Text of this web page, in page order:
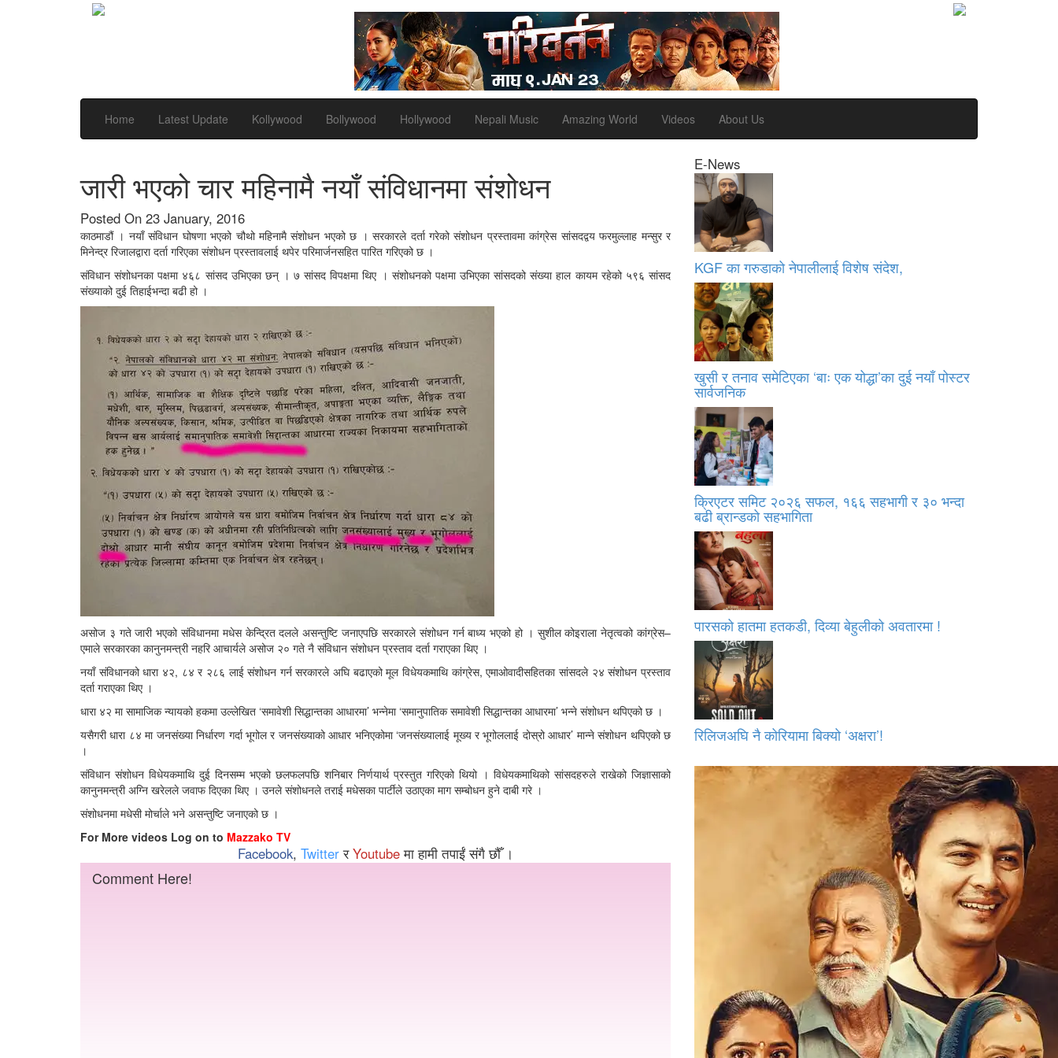
Home Latest Update Kollywood Bollywood Hollywood Nepali Music Amazing World Videos About Us
जारी भएको चार महिनामै नयाँ संविधानमा संशोधन
Posted On 23 January, 2016
काठमाडौं । नयाँ संविधान घोषणा भएको चौथो महिनामै संशोधन भएको छ । सरकारले दर्ता गरेको संशोधन प्रस्तावमा कांग्रेस सांसदद्वय फरमुल्लाह मन्सुर र
मिनेन्द्र रिजालद्वारा दर्ता गरिएका संशोधन प्रस्तावलाई थपेर परिमार्जनसहित पारित गरिएको छ ।
संविधान संशोधनका पक्षमा ४६८ सांसद उभिएका छन् । ७ सांसद विपक्षमा थिए । संशोधनको पक्षमा उभिएका सांसदको संख्या हाल कायम रहेको ५९६ सांसद
संख्याको दुई तिहाईभन्दा बढी हो ।
असोज ३ गते जारी भएको संविधानमा मधेस केन्द्रित दलले असन्तुष्टि जनाएपछि सरकारले संशोधन गर्न बाध्य भएको हो । सुशील कोइराला नेतृत्वको कांग्रेस–
एमाले सरकारका कानुनमन्त्री नहरि आचार्यले असोज २० गते नै संविधान संशोधन प्रस्ताव दर्ता गराएका थिए ।
नयाँ संविधानको धारा ४२, ८४ र २८६ लाई संशोधन गर्न सरकारले अघि बढाएको मूल विधेयकमाथि कांग्रेस, एमाओवादीसहितका सांसदले २४ संशोधन प्रस्ताव
दर्ता गराएका थिए ।
धारा ४२ मा सामाजिक न्यायको हकमा उल्लेखित ‘समावेशी सिद्धान्तका आधारमा’ भन्नेमा ‘समानुपातिक समावेशी सिद्धान्तका आधारमा’ भन्ने संशोधन थपिएको छ ।
यसैगरी धारा ८४ मा जनसंख्या निर्धारण गर्दा भूगोल र जनसंख्याको आधार भनिएकोमा ‘जनसंख्यालाई मूख्य र भूगोललाई दोस्रो आधार’ मान्ने संशोधन थपिएको छ
।
संविधान संशोधन विधेयकमाथि दुई दिनसम्म भएको छलफलपछि शनिबार निर्णयार्थ प्रस्तुत गरिएको थियो । विधेयकमाथिको सांसदहरुले राखेको जिज्ञासाको
कानुनमन्त्री अग्नि खरेलले जवाफ दिएका थिए । उनले संशोधनले तराई मधेसका पार्टीले उठाएका माग सम्बोधन हुने दाबी गरे ।
संशोधनमा मधेसी मोर्चाले भने असन्तुष्टि जनाएको छ ।
For More videos Log on to Mazzako TV
Facebook, TwitterरYoutubeमा हामी तपाईं संगै छौँ ।
Comment Here!
E-News
KGF का गरुडाको नेपालीलाई विशेष संदेश,
खुसी र तनाव समेटिएका ‘बाः एक योद्धा’का दुई नयाँ पोस्टर
सार्वजनिक
क्रिएटर समिट २०२६ सफल, १६६ सहभागी र ३० भन्दा
बढी ब्रान्डको सहभागिता
पारसको हातमा हतकडी, दिव्या बेहुलीको अवतारमा !
रिलिजअघि नै कोरियामा बिक्यो ‘अक्षरा’!